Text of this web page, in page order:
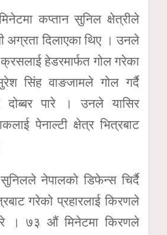
कप्तान सुनिल क्षेत्रीले
अग्रता दिलाएका थिए । उनले
हेडरमार्फत गोल गरेका
सिंह वाङजामले गोल गर्दै
दोब्बर पारे । उनले यासिर
पेनाल्टी क्षेत्र भित्रबाट
नेपालको डिफेन्स चिर्दै
गरेको प्रहारलाई किरणले
। ७३ औं मिनेटमा किरणले